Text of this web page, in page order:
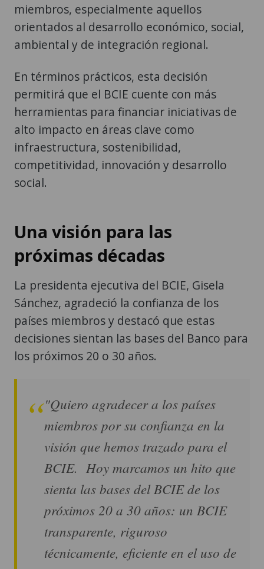
miembros, especialmente aquellos
orientados al desarrollo económico, social,
ambiental y de integración regional.
En términos prácticos, esta decisión
permitirá que el BCIE cuente con más
herramientas para financiar iniciativas de
alto impacto en áreas clave como
infraestructura, sostenibilidad,
competitividad, innovación y desarrollo
social.
Una visión para las
próximas décadas
La presidenta ejecutiva del BCIE, Gisela
Sánchez, agradeció la confianza de los
países miembros y destacó que estas
decisiones sientan las bases del Banco para
los próximos 20 o 30 años.
"Quiero agradecer a los países
miembros por su confianza en la
visión que hemos trazado para el
BCIE. Hoy marcamos un hito que
sienta las bases del BCIE de los
próximos 20 a 30 años: un BCIE
transparente, riguroso
técnicamente, eficiente en el uso de